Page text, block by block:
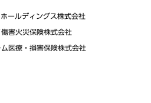
ールディングス株式会社
害火災保険株式会社
医療・損害保険株式会社